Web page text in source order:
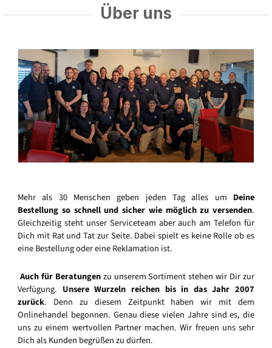
Über uns
Mehr als 30 Menschen geben jeden Tag alles um Deine
Bestellung so schnell und sicher wie möglich zu versenden.
Gleichzeitig steht unser Serviceteam aber auch am Telefon für
Dich mit Rat und Tat zur Seite. Dabei spielt es keine Rolle ob es
eine Bestellung oder eine Reklamation ist.
Auch für Beratungenzu unserem Sortiment stehen wir Dir zur
Verfügung. Unsere Wurzeln reichen bis in das Jahr 2007
zurück. Denn zu diesem Zeitpunkt haben wir mit dem
Onlinehandel begonnen. Genau diese vielen Jahre sind es, die
uns zu einem wertvollen Partner machen. Wir freuen uns sehr
Dich als Kunden begrüßen zu dürfen.